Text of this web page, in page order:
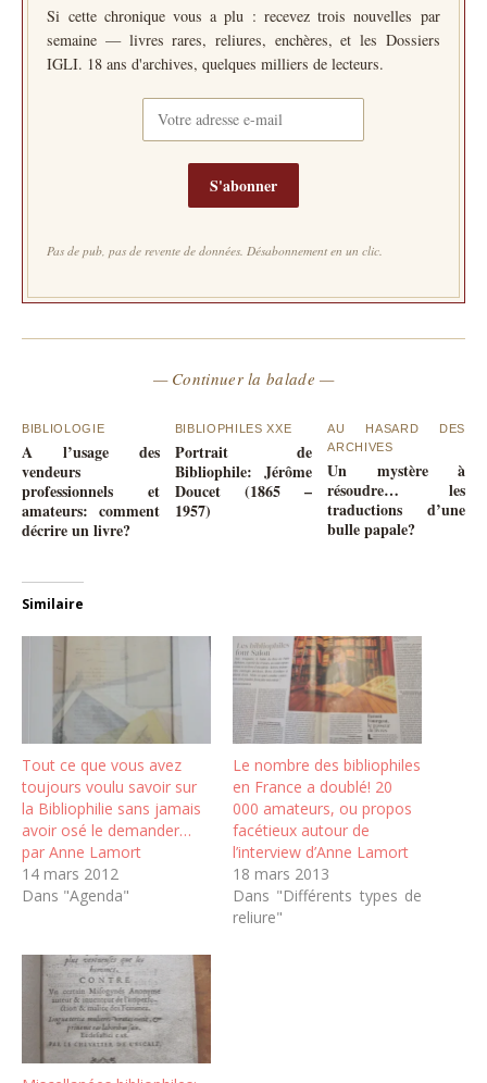
Si cette chronique vous a plu : recevez trois nouvelles par
semaine — livres rares, reliures, enchères, et les Dossiers
IGLI. 18 ans d'archives, quelques milliers de lecteurs.
S'abonner
Pas de pub, pas de revente de données. Désabonnement en un clic.
— Continuer la balade —
BIBLIOLOGIE
A l’usage des
vendeurs
professionnels et
amateurs: comment
décrire un livre?
BIBLIOPHILES XXE
Portrait de
Bibliophile: Jérôme
Doucet (1865 –
1957)
AU HASARD DES
ARCHIVES
Un mystère à
résoudre… les
traductions d’une
bulle papale?
Similaire
Tout ce que vous avez
toujours voulu savoir sur
la Bibliophilie sans jamais
avoir osé le demander…
par Anne Lamort
14 mars 2012
Dans "Agenda"
Le nombre des bibliophiles
en France a doublé! 20
000 amateurs, ou propos
facétieux autour de
l’interview d’Anne Lamort
18 mars 2013
Dans "Différents types de
reliure"